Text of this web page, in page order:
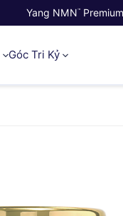
Yang NMN™
Góc Tri Kỷ